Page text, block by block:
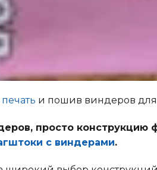
и пошив виндеров
просто
с виндерами.